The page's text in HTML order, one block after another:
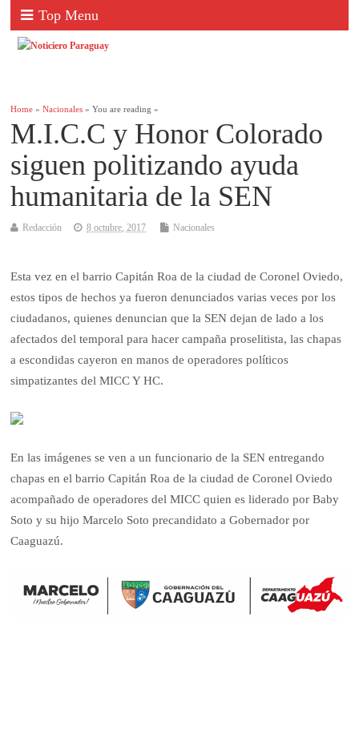
Top Menu
Home »Nacionales » You are reading »
M.I.C.C y Honor Colorado
siguen politizando ayuda
humanitaria de la SEN
Redacción 8 octubre, 2017 Nacionales
Esta vez en el barrio Capitán Roa de la ciudad de Coronel Oviedo,
estos tipos de hechos ya fueron denunciados varias veces por los
ciudadanos, quienes denuncian que la SEN dejan de lado a los
afectados del temporal para hacer campaña proselitista, las chapas
a escondidas cayeron en manos de operadores políticos
simpatizantes del MICC Y HC.
En las imágenes se ven a un funcionario de la SEN entregando
chapas en el barrio Capitán Roa de la ciudad de Coronel Oviedo
acompañado de operadores del MICC quien es liderado por Baby
Soto y su hijo Marcelo Soto precandidato a Gobernador por
Caaguazú.